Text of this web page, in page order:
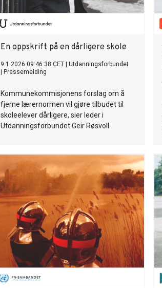
En oppskrift på en dårligere skole
9.1.2026 09:46:38 CET
Utdanningsforbundet
Pressemelding
Kommunekommisjonens forslag om å
fjerne lærernormen vil gjøre tilbudet til
skoleelever dårligere, sier leder i
Utdanningsforbundet Geir Røsvoll.